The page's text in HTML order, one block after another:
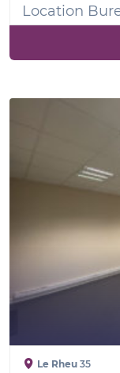
Location
Le Rheu 35